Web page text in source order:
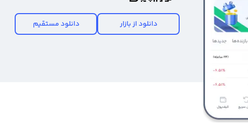
دانلود از بازار دانلود مستقیم